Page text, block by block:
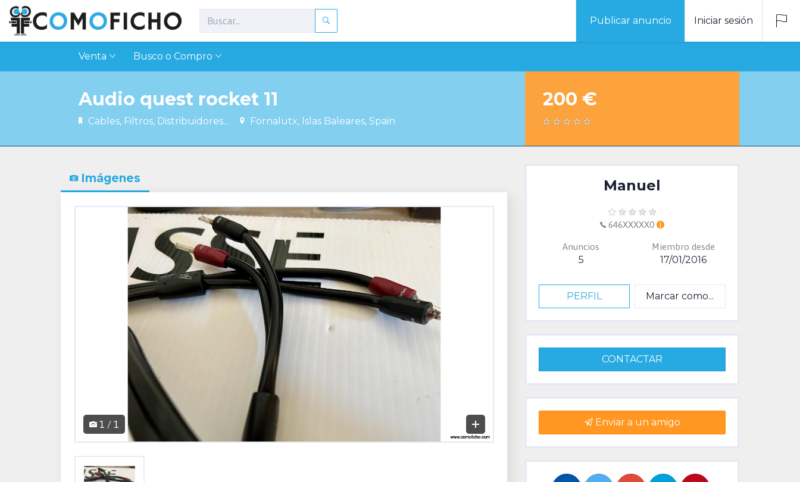
Publicar anuncio Iniciar sesión
Venta Busco o Compro
Audio quest rocket 11
Cables, Filtros, Distribuidores... Fornalutx, Islas Baleares, Spain
200 €
Imágenes
1 / 1
Manuel
646XXXXX0
Anuncios
5
Miembro desde
17/01/2016
PERFIL Marcar como...
CONTACTAR
Enviar a un amigo